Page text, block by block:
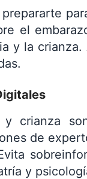
el
y la
crianza
de
y